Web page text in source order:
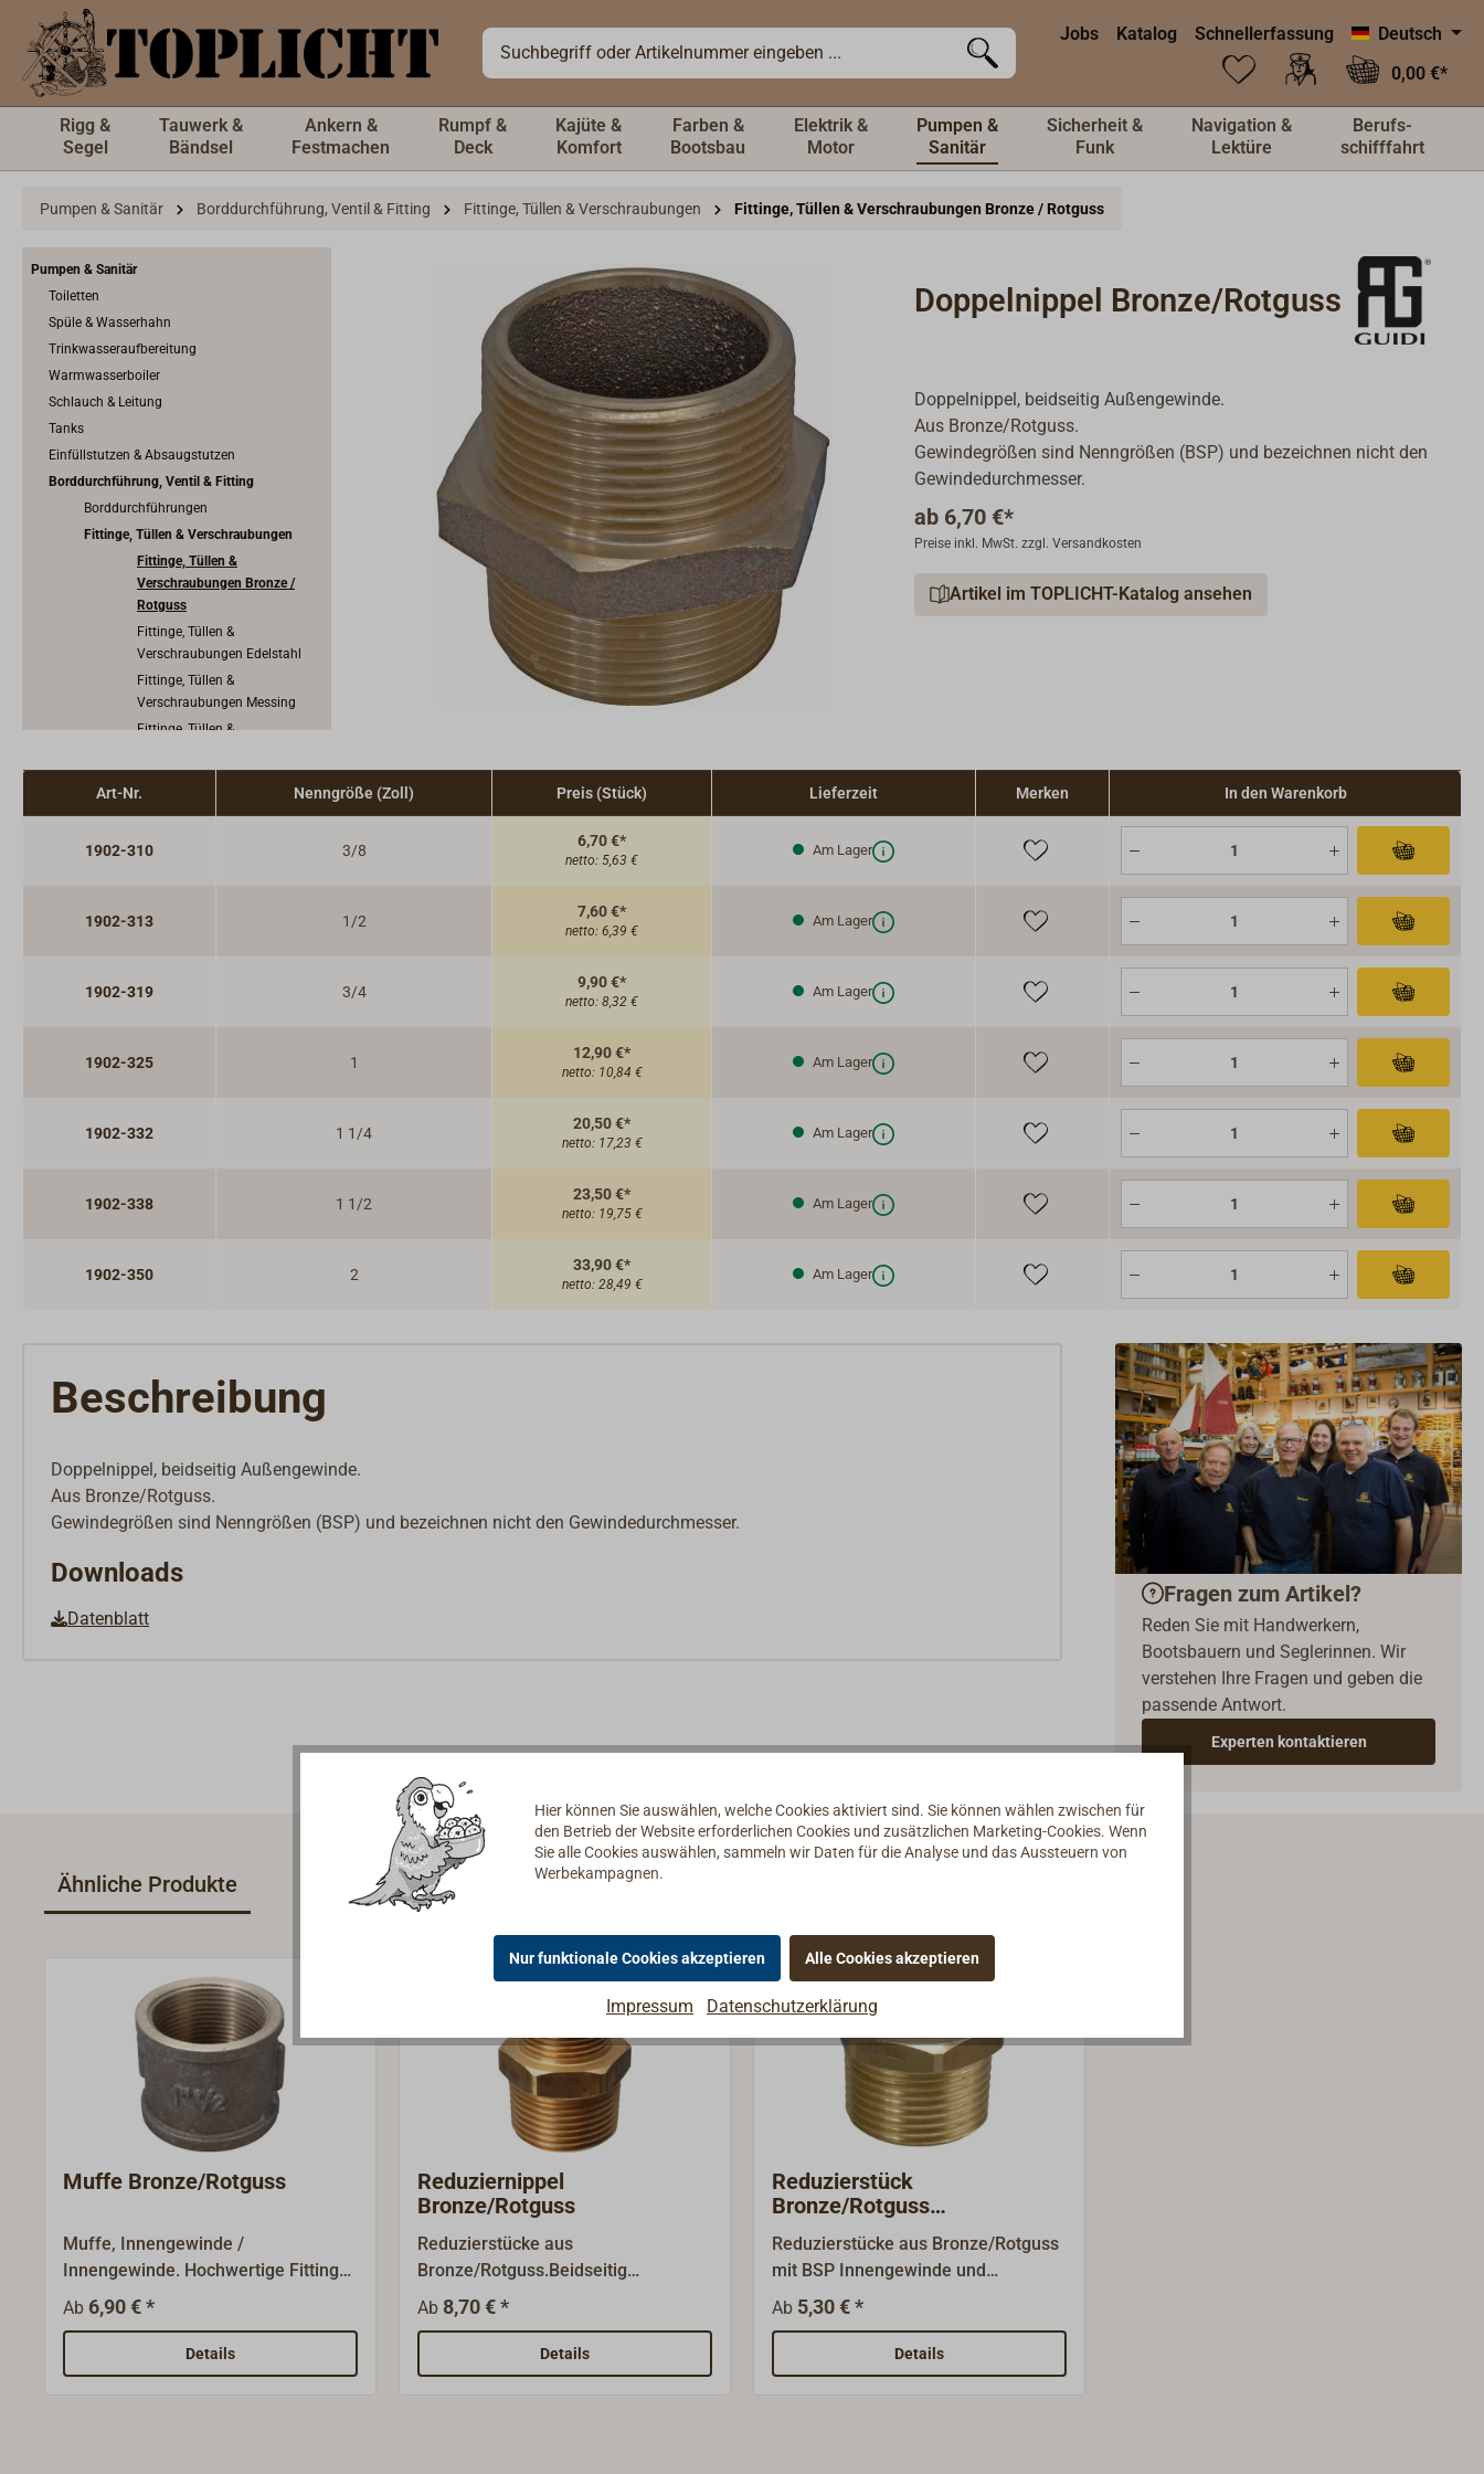
springen Jobs Katalog Schnellerfassung
Deutsch
0,00 €*
Rigg &
Segel
Tauwerk &
Bändsel
Ankern &
Festmachen
Rumpf &
Deck
Kajüte &
Komfort
Farben &
Bootsbau
Elektrik &
Motor
Pumpen &
Sanitär
Sicherheit &
Funk
Navigation &
Lektüre
Berufs-
schifffahrt
Pumpen & Sanitär Borddurchführung, Ventil & Fitting Fittinge, Tüllen & Verschraubungen Fittinge, Tüllen & Verschraubungen Bronze / Rotguss
Pumpen & Sanitär
Toiletten
Spüle & Wasserhahn
Trinkwasseraufbereitung
Warmwasserboiler
Schlauch & Leitung
Tanks
Einfüllstutzen & Absaugstutzen
Borddurchführung, Ventil & Fitting
Borddurchführungen
Fittinge, Tüllen & Verschraubungen
Fittinge, Tüllen &
Verschraubungen Bronze /
Rotguss
Fittinge, Tüllen &
Verschraubungen Edelstahl
Fittinge, Tüllen &
Verschraubungen Messing
Fittinge, Tüllen &
Dichtungsmaterial
Doppelnippel Bronze/Rotguss
Doppelnippel, beidseitig Außengewinde.
Aus Bronze/Rotguss.
Gewindegrößen sind Nenngrößen (BSP) und bezeichnen nicht den
Gewindedurchmesser.
ab 6,70 €*
Preise inkl. MwSt. zzgl. Versandkosten
Artikel im TOPLICHT-Katalog ansehen
Art-Nr. Nenngröße (Zoll) Preis (Stück) Lieferzeit Merken In den Warenkorb
1902-310 3/8
6,70 €*
netto: 5,63 €
Am Lager
1902-313 1/2
7,60 €*
netto: 6,39 €
Am Lager
1902-319 3/4
9,90 €*
netto: 8,32 €
Am Lager
1902-325 1
12,90 €*
netto: 10,84 €
Am Lager
1902-332 1 1/4
20,50 €*
netto: 17,23 €
Am Lager
1902-338 1 1/2
23,50 €*
netto: 19,75 €
Am Lager
1902-350 2
33,90 €*
netto: 28,49 €
Am Lager
Beschreibung
Doppelnippel, beidseitig Außengewinde.
Aus Bronze/Rotguss.
Gewindegrößen sind Nenngrößen (BSP) und bezeichnen nicht den Gewindedurchmesser.
Downloads
Datenblatt
Fragen zum Artikel?
Reden Sie mit Handwerkern,
Bootsbauern und Seglerinnen. Wir
verstehen Ihre Fragen und geben die
passende Antwort.
Experten kontaktieren
Ähnliche Produkte
Muffe Bronze/Rotguss
Muffe, Innengewinde /
Innengewinde. Hochwertige Fittinge
aus Bronze/Rotguss.Die Nenngrößen
sind Gewindegrößen (BSP) und
bezeichnen nicht den
Gewindedurchmesser.
Ab 6,90 € *
Details
Reduziernippel
Bronze/Rotguss
Reduzierstücke aus
Bronze/Rotguss.Beidseitig
Außengewinde BSP
(Gewindegrößen sind Nenngrößen,
nicht Durchmesser).
Ab 8,70 € *
Details
Reduzierstück
Bronze/Rotguss
Innen-/Außengewinde
Reduzierstücke aus Bronze/Rotguss
mit BSP Innengewinde und
Außengewinde (die Gewindegröße
ist eine Nenngröße, nicht der
Ab 5,30 € *
Details
Hier können Sie auswählen, welche Cookies aktiviert sind. Sie können wählen zwischen für
den Betrieb der Website erforderlichen Cookies und zusätzlichen Marketing-Cookies. Wenn
Sie alle Cookies auswählen, sammeln wir Daten für die Analyse und das Aussteuern von
Werbekampagnen.
Nur funktionale Cookies akzeptieren Alle Cookies akzeptieren
Impressum Datenschutzerklärung